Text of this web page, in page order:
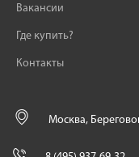
Вакансии
Где купить?
Контакты
Москва,